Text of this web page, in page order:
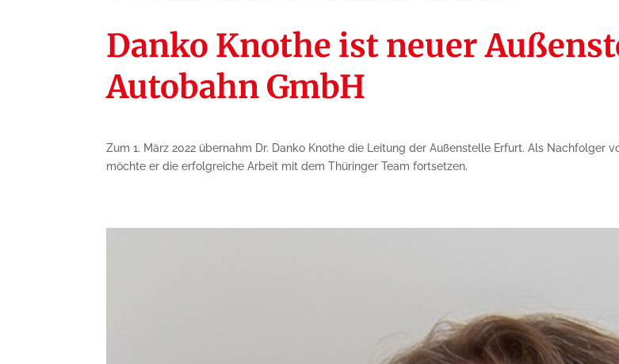
Danko Knothe ist neuer
Autobahn GmbH
Zum 1. März 2022 übernahm Dr. Danko Knothe die Leitung der Außenstelle Erfurt. Als Nachfolger
möchte er die erfolgreiche Arbeit mit dem Thüringer Team fortsetzen.